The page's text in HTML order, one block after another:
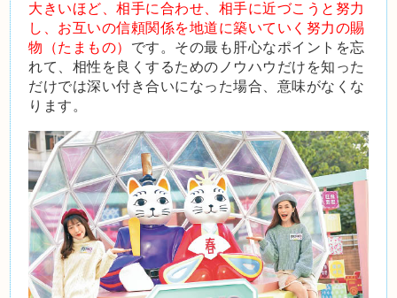
大きいほど、相手に合わせ、相手に近づこうと努力
し、お互いの信頼関係を地道に築いていく努力の賜
物（たまもの） です。その最も肝心なポイントを忘
れて、相性を良くするためのノウハウだけを知った
だけでは深い付き合いになった場合、意味がなくな
ります。